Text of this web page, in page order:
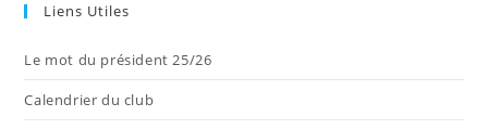
Liens Utiles
Le mot du président 25/26
Calendrier du club